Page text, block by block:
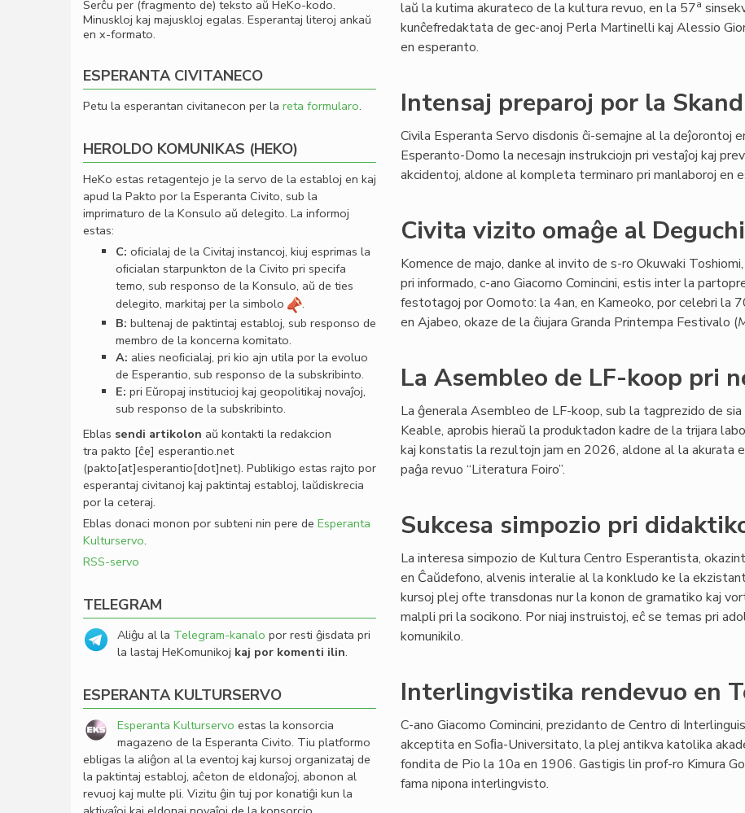
laŭ la kutima akurateco de la kultura revuo, en la 57a
kunĉefredaktata de gec-anoj Perla Martinelli kaj Alessio
en esperanto.
Intensaj preparoj por la
Civila Esperanta Servo disdonis ĉi-semajne al la deĵorontoj
Esperanto-Domo la necesajn instrukciojn pri vestaĵoj kaj
akcidentoj, aldone al kompleta terminaro pri manlaboroj en
Civita vizito omaĝe al
Komence de majo, danke al invito de s-ro Okuwaki
pri informado, c-ano Giacomo Comincini, estis inter la
festotagoj por Oomoto: la 4an, en Kameoko, por celebri la
en Ajabeo, okaze de la ĉiujara Granda Printempa Festivalo (
La Asembleo de LF-koop pri
La ĝenerala Asembleo de LF-koop, sub la tagprezido de
Keable, aprobis hieraŭ la produktadon kadre de la trijara
kaj konstatis la rezultojn jam en 2026, aldone al la akurata
paĝa revuo “Literatura Foiro”.
Sukcesa simpozio pri
La interesa simpozio de Kultura Centro Esperantista,
en Ĉaŭdefono, alvenis interalie al la konkludo ke la
kursoj plej ofte transdonas nur la konon de gramatiko kaj
malpli pri la socikono. Por niaj instruistoj, eĉ se temas pri
komunikilo.
Interlingvistika rendevuo en
C-ano Giacomo Comincini, prezidanto de Centro di
akceptita en Soﬁa-Universitato, la plej antikva katolika
fondita de Pio la 10a en 1906. Gastigis lin prof-ro Kimura
fama nipona interlingvisto.
Serĉu per (fragmento de) teksto aŭ HeKo-kodo.
Minuskloj kaj majuskloj egalas. Esperantaj literoj ankaŭ
en x-formato.
ESPERANTA CIVITANECO
Petu la esperantan civitanecon per la reta formularo.
HEROLDO KOMUNIKAS (HEKO)
HeKo estas retagentejo je la servo de la establoj en kaj
apud la Pakto por la Esperanta Civito, sub la
imprimaturo de la Konsulo aŭ delegito. La informoj
estas:
C: oﬁcialaj de la Civitaj instancoj, kiuj esprimas la
oﬁcialan starpunkton de la Civito pri specifa
temo, sub responso de la Konsulo, aŭ de ties
delegito, markitaj per la simbolo
.
B: bultenaj de paktintaj establoj, sub responso de
membro de la koncerna komitato.
A: alies neoﬁcialaj, pri kio ajn utila por la evoluo
de Esperantio, sub responso de la subskribinto.
E: pri Eŭropaj institucioj kaj geopolitikaj novaĵoj,
sub responso de la subskribinto.
Eblas sendi artikolon aŭ kontakti la redakcion
tra pakto [ĉe] esperantio.net
(pakto[at]esperantio[dot]net). Publikigo estas rajto por
esperantaj civitanoj kaj paktintaj establoj, laŭdiskrecia
por la ceteraj.
Eblas donaci monon por subteni nin pere de Esperanta
Kulturservo.
RSS-servo
TELEGRAM
Aliĝu al la Telegram-kanalo por resti ĝisdata pri
la lastaj HeKomunikoj kaj por komenti ilin.
ESPERANTA KULTURSERVO
Esperanta Kulturservo estas la konsorcia
magazeno de la Esperanta Civito. Tiu platformo
ebligas la aliĝon al la eventoj kaj kursoj organizataj de
la paktintaj establoj, aĉeton de eldonaĵoj, abonon al
revuoj kaj multe pli. Vizitu ĝin tuj por konatiĝi kun la